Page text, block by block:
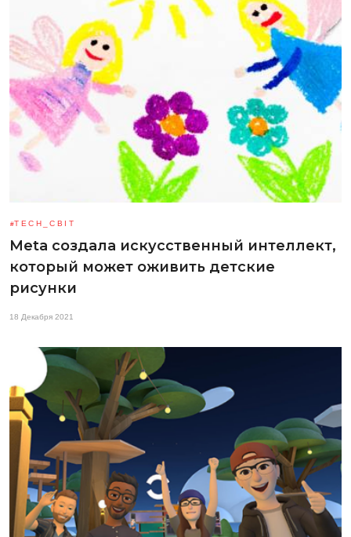
TECH_СВІТ
Meta создала искусственный интеллект,
который может оживить детские
рисунки
18 Декабря 2021